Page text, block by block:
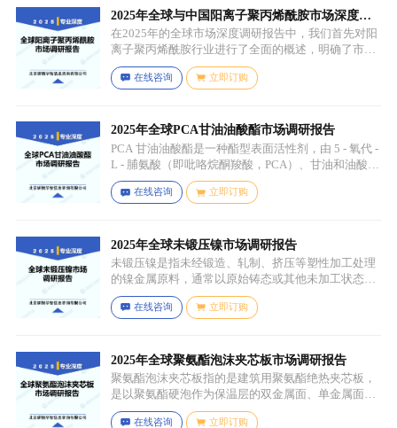
等，有时也会搭配其他颜色的蔬果（如胡萝卜、甜菜
根等）以丰富营养等绿色水果。
2025年全球与中国阳离子聚丙烯酰胺市场深度调
研报告：行业趋势与投资前景分析
在2025年的全球市场深度调研报告中，我们首先对阳
离子聚丙烯酰胺行业进行了全面的概述，明确了市场
细分与应用场景。通过对细分产品的定义与特点进行
深入分析，我们揭示了关键应用场景及其客群洞察。
在线咨询 立即订购
2025年全球PCA甘油油酸酯市场调研报告
PCA 甘油油酸酯是一种酯型表面活性剂，由 5 - 氧代 -
L - 脯氨酸（即吡咯烷酮羧酸，PCA）、甘油和油酸通
过化学反应生成，化学名称为 5 - 氧代 - L - 脯氨酸 2 -
羟基 - 3-(油酰氧基) 丙酯，分子式为 C26H45NO6，分
先进行皂化反应得到脂肪酸盐，再经过酸化、酯化等
一系列反应，将甘油与油酸结合，并引入 PCA 基团，
从而得到 PCA 甘油油酸酯。
在线咨询 立即订购
2025年全球未锻压镍市场调研报告
未锻压镍是指未经锻造、轧制、挤压等塑性加工处理
的镍金属原料，通常以原始铸态或其他未加工状态存
在，一般为块状、锭状、粒状或其他铸造成型的原始
形态，表面可能保留铸造过程中形成的粗糙纹理或缺
力学性能，质地较脆且强度较低。
在线咨询 立即订购
2025年全球聚氨酯泡沫夹芯板市场调研报告
聚氨酯泡沫夹芯板指的是建筑用聚氨酯绝热夹芯板，
是以聚氨酯硬泡作为保温层的双金属面、单金属面或
非金属面复合板材。
在线咨询 立即订购